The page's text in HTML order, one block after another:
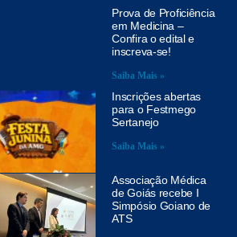
Prova de Proficiência
em Medicina –
Confira o edital e
inscreva-se!
Saiba Mais »
Inscrições abertas
para o Festmego
Sertanejo
Saiba Mais »
Associação Médica
de Goiás recebe I
Simpósio Goiano de
ATS